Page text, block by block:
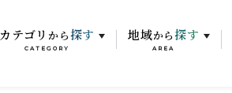
カテゴリ から 探す
CATEGORY
地域から 探す
AREA